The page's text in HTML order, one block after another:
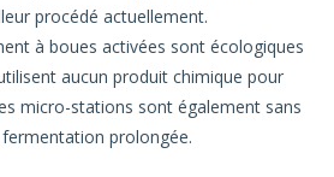
procédé actuellement.
à boues activées sont écologiques
aucun produit chimique pour
micro-stations sont également sans
prolongée.